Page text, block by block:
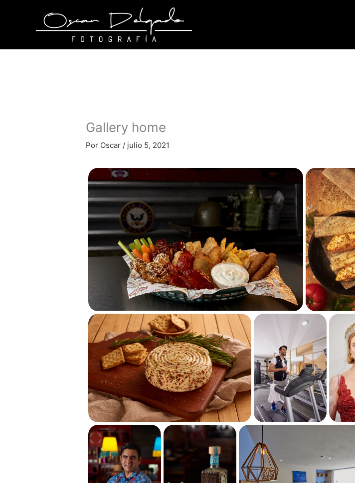
Gallery home
Por Oscar / julio 5, 2021